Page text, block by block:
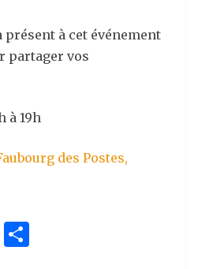
à cet événement
partager vos
à 19h
des Postes,
Li